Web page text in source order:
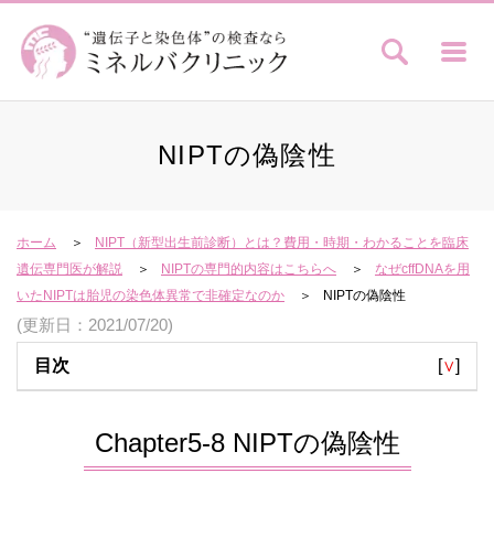
NIPTの偽陰性
ホーム
NIPT（新型出生前診断）とは？費用・時期・わかることを臨床
遺伝専門医が解説
NIPTの専門的内容はこちらへ
なぜcffDNAを用
いたNIPTは胎児の染色体異常で非確定なのか
NIPTの偽陰性
(更新日：2021/07/20)
目次 [∨]
Chapter5-8 NIPTの偽陰性